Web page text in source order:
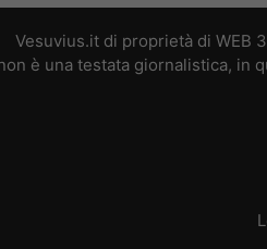
Vesuvius.it di proprietà di WEB
è una testata giornalistica, in